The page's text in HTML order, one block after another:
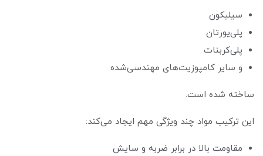
سیلیکون
پلی‌یورتان
پلی‌کربنات
و سایر کامپوزیت‌های مهندسی‌شده
ساخته شده است.
این ترکیب مواد چند ویژگی مهم ایجاد می‌کند:
مقاومت بالا در برابر ضربه و سایش